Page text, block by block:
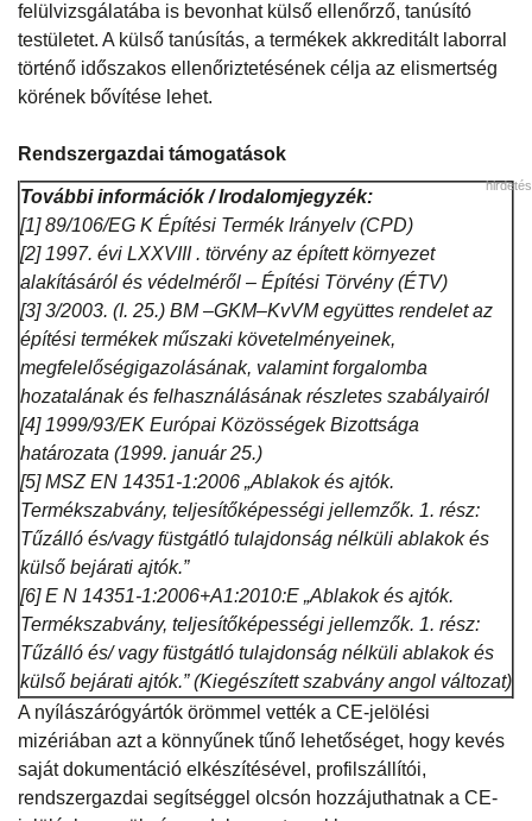
felülvizsgálatába is bevonhat külső ellenőrző, tanúsító
testületet. A külső tanúsítás, a termékek akkreditált laborral
történő időszakos ellenőriztetésének célja az elismertség
körének bővítése lehet.
Rendszergazdai támogatások
További információk / Irodalomjegyzék:
[1] 89/106/EG K Építési Termék Irányelv (CPD)
[2] 1997. évi LXXVIII . törvény az épített környezet
alakításáról és védelméről – Építési Törvény (ÉTV)
[3] 3/2003. (I. 25.) BM –GKM–KvVM együttes rendelet az
építési termékek műszaki követelményeinek,
megfelelőségigazolásának, valamint forgalomba
hozatalának és felhasználásának részletes szabályairól
[4] 1999/93/EK Európai Közösségek Bizottsága
határozata (1999. január 25.)
[5] MSZ EN 14351-1:2006 „Ablakok és ajtók.
Termékszabvány, teljesítőképességi jellemzők. 1. rész:
Tűzálló és/vagy füstgátló tulajdonság nélküli ablakok és
külső bejárati ajtók.”
[6] E N 14351-1:2006+A1:2010:E „Ablakok és ajtók.
Termékszabvány, teljesítőképességi jellemzők. 1. rész:
Tűzálló és/ vagy füstgátló tulajdonság nélküli ablakok és
külső bejárati ajtók.” (Kiegészített szabvány angol változat)
hirdetés
A nyílászárógyártók örömmel vették a CE-jelölési
mizériában azt a könnyűnek tűnő lehetőséget, hogy kevés
saját dokumentáció elkészítésével, profilszállítói,
rendszergazdai segítséggel olcsón hozzájuthatnak a CE-